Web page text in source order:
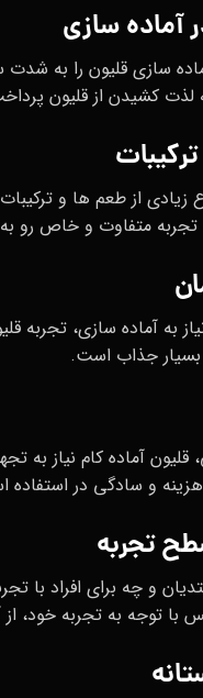
آماده‌ سازی قلیون را به
کشیدن از قلیون
زیادی از طعم‌ ها و
متفاوت و خاص رو
به آماده‌ سازی،
بسیار جذاب است.
آماده کام نیاز به
و سادگی در استفاده
و چه برای افراد با
با توجه به تجربه خود،